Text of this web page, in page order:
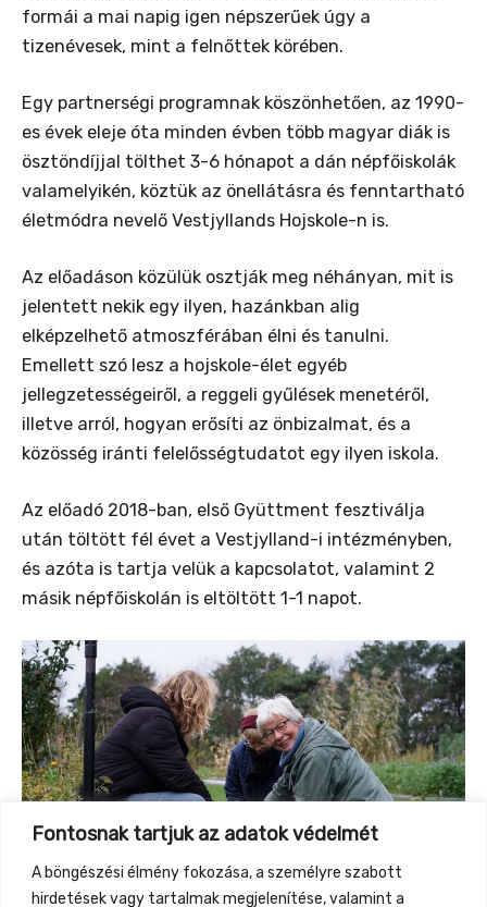
Fontosnak tartjuk az adatok védelmét
A böngészési élmény fokozása, a személyre szabott
hirdetések vagy tartalmak megjelenítése, valamint a
formái a mai napig igen népszerűek úgy a
tizenévesek, mint a felnőttek körében.
Egy partnerségi programnak köszönhetően, az 1990-
es évek eleje óta minden évben több magyar diák is
ösztöndíjjal tölthet 3-6 hónapot a dán népfőiskolák
valamelyikén, köztük az önellátásra és fenntartható
életmódra nevelő Vestjyllands Hojskole-n is.
Az előadáson közülük osztják meg néhányan, mit is
jelentett nekik egy ilyen, hazánkban alig
elképzelhető atmoszférában élni és tanulni.
Emellett szó lesz a hojskole-élet egyéb
jellegzetességeiről, a reggeli gyűlések menetéről,
illetve arról, hogyan erősíti az önbizalmat, és a
közösség iránti felelősségtudatot egy ilyen iskola.
Az előadó 2018-ban, első Gyüttment fesztiválja
után töltött fél évet a Vestjylland-i intézményben,
és azóta is tartja velük a kapcsolatot, valamint 2
másik népfőiskolán is eltöltött 1-1 napot.